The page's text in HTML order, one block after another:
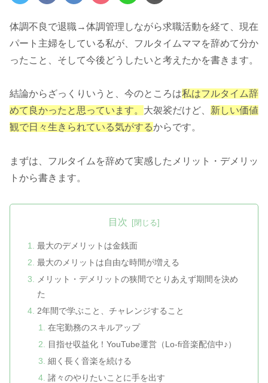
体調不良で退職→体調管理しながら求職活動を経て、現在
パート主婦をしている私が、フルタイムママを辞めて分か
ったこと、そして今後どうしたいと考えたかを書きます。
結論からざっくりいうと、今のところは私はフルタイム辞
めて良かったと思っています。 大袈裟だけど、 新しい価値
観で日々生きられている気がするからです。
まずは、フルタイムを辞めて実感したメリット・デメリッ
トから書きます。
目次
最大のデメリットは金銭面
最大のメリットは自由な時間が増える
メリット・デメリットの狭間でとりあえず期間を決め
た
2年間で学ぶこと、チャレンジすること
在宅勤務のスキルアップ
目指せ収益化！YouTube運営（Lo-fi音楽配信中♪）
細く長く音楽を続ける
諸々のやりたいことに手を出す